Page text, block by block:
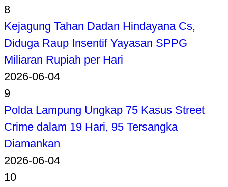
8
Kejagung Tahan Dadan Hindayana Cs,
Diduga Raup Insentif Yayasan SPPG
Miliaran Rupiah per Hari
2026-06-04
9
Polda Lampung Ungkap 75 Kasus Street
Crime dalam 19 Hari, 95 Tersangka
Diamankan
2026-06-04
10